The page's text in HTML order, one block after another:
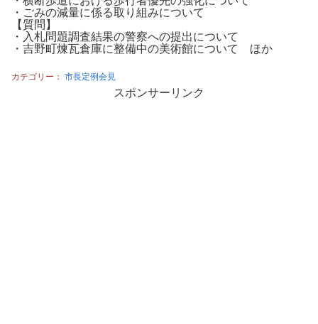
・ごみの減量に係る取り組みについて
【質問】
・入札問題調査結果の警察への提出について
・吉野町煉瓦倉庫に整備中の美術館について ほか
カテゴリー： 市長定例会見
スポンサーリンク